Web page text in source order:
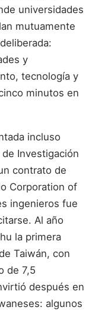
universidades
mutuamente
y
tecnología y
minutos en
incluso
Investigación
contrato de
Corporation of
ingenieros fue
Al año
la primera
Taiwán, con
de 7,5
después en
algunos